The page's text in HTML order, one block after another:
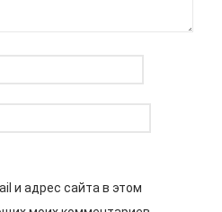
и адрес сайта в этом